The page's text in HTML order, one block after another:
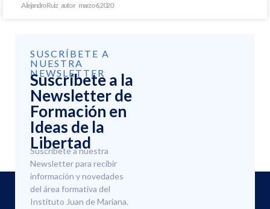
Alejandro Ruiz marzo 6, 2020
SUSCRÍBETE A
NUESTRA
NEWSLETTER
Suscríbete a la
Newsletter de
Formación en
Ideas de la
Libertad
Suscríbete a nuestra
Newsletter para recibir
información y novedades
del área formativa del
Instituto Juan de Mariana.